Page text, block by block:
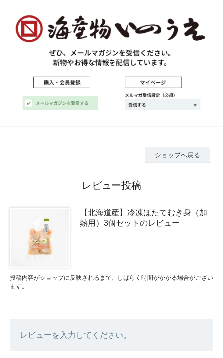
ショップへ戻る
レビュー投稿
【北海道産】冷凍ほたてむき身（加
熱用）3個セットのレビュー
投稿内容がショップに反映されるまで、しばらく時間がかかる場合がござい
ます。
レビューを入力してください。